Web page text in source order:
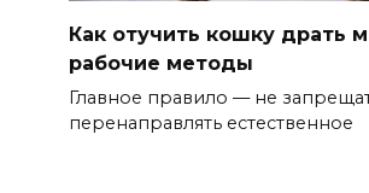
Как отучить кошку драть
рабочие методы
Главное правило — не
перенаправлять естественное